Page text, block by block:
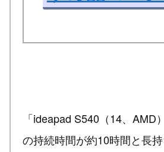
「ideapad S540（14、AMD
の持続時間が約10時間と長